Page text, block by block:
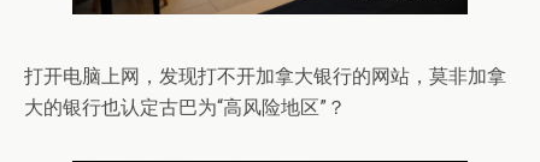
打开电脑上网，发现打不开加拿大银行的网站，莫非加拿
大的银行也认定古巴为“高风险地区”？